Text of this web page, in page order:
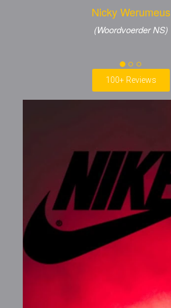
Nicky Werumeus
(Woordvoerder NS)
100+ Reviews